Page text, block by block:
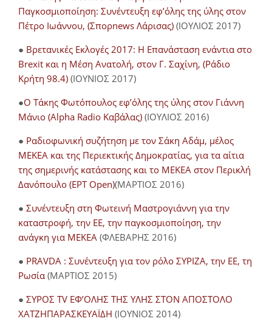
Παγκοσμιοποίηση: Συνέντευξη εφ’όλης της ύλης στον
Πέτρο Ιωάννου, (Σπορnews Λάρισας) (ΙΟΥΛΙΟΣ 2017)
● Βρετανικές Εκλογές 2017: Η Επανάσταση ενάντια στο
Brexit και η Μέση Ανατολή, στον Γ. Σαχίνη, (Ράδιο
Κρήτη 98.4) (ΙΟΥΝΙΟΣ 2017)
●O Τάκης Φωτόπουλος εφ’όλης της ύλης στον Γιάννη
Μάνιο (Alpha Radio Καβάλας) (ΙΟΥΛΙΟΣ 2016)
● Ραδιοφωνική συζήτηση με τον Σάκη Αδάμ, μέλος
ΜΕΚΕΑ και της Περιεκτικής Δημοκρατίας, για τα αίτια
της σημερινής κατάστασης και το ΜΕΚΕΑ στον Περικλή
Δανόπουλο (ΕΡΤ Open)(ΜΑΡΤΙΟΣ 2016)
● Συνέντευξη στη Φωτεινή Μαστρογιάννη για την
καταστροφή, την ΕΕ, την παγκοσμιοποίηση, την
ανάγκη για ΜΕΚΕΑ (ΦΛΕΒΑΡΗΣ 2016)
● PRAVDA : Συνέντευξη για τον ρόλο ΣΥΡΙΖΑ, την ΕΕ, τη
Ρωσία (ΜΑΡΤΙΟΣ 2015)
● ΣΥΡΟΣ TV ΕΦ’ΟΛΗΣ ΤΗΣ ΥΛΗΣ ΣΤΟΝ ΑΠΟΣΤΟΛΟ
ΧΑΤΖΗΠΑΡΑΣΚΕΥΑΪΔΗ (ΙΟΥΝΙΟΣ 2014)